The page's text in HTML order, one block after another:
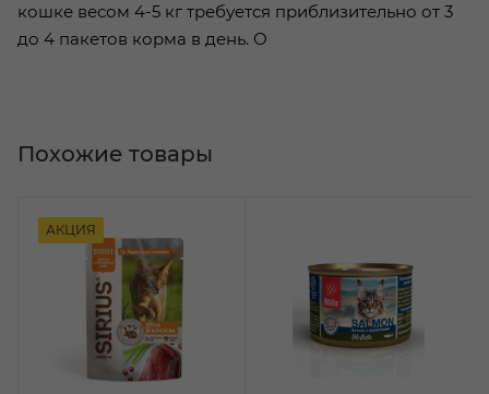
кошке весом 4-5 кг требуется приблизительно от 3
до 4 пакетов корма в день. О
АКЦИЯ
Похожие товары